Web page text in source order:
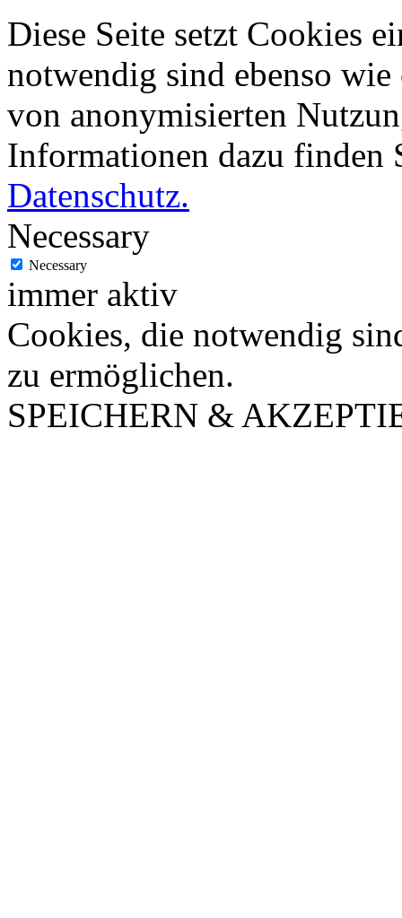
Diese Seite setzt Cookies
notwendig sind ebenso
von anonymisierten
Informationen dazu finden
Datenschutz.
Necessary
Necessary
immer aktiv
Cookies, die notwendig
zu ermöglichen.
SPEICHERN &